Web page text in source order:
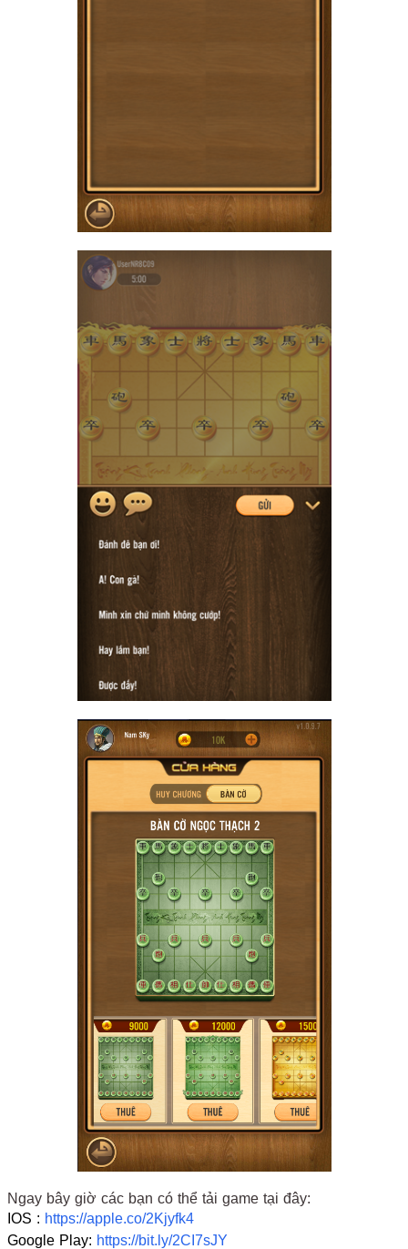
Ngay bây giờ các bạn có thể tải game tại đây:
IOS : https://apple.co/2Kjyfk4
Google Play: https://bit.ly/2CI7sJY